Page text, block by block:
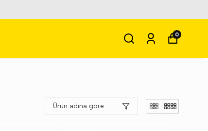
0
Ürün adına göre A-Z